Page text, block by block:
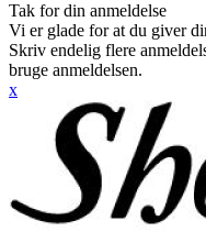
Tak for din anmeldelse
Vi er glade for at du giver
Skriv endelig flere
bruge anmeldelsen.
x